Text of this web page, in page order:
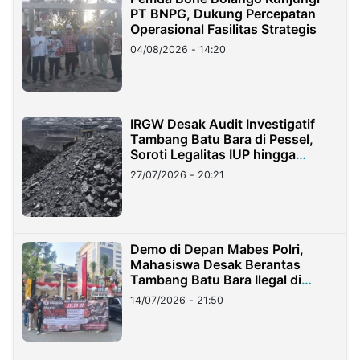
PT BNPG, Dukung Percepatan
Operasional Fasilitas Strategis
04/08/2026 - 14:20
IRGW Desak Audit Investigatif
Tambang Batu Bara di Pessel,
Soroti Legalitas IUP hingga
Stockpile
27/07/2026 - 20:21
Demo di Depan Mabes Polri,
Mahasiswa Desak Berantas
Tambang Batu Bara Ilegal di
Lampung
14/07/2026 - 21:50